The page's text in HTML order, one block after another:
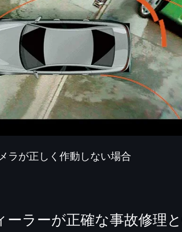
ラが正しく作動しない場合
ラーが正確な事故修理